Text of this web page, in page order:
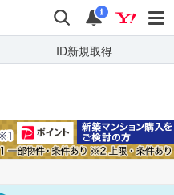
検索 通知
i
ID新規取得
キーワードで
質問を探す